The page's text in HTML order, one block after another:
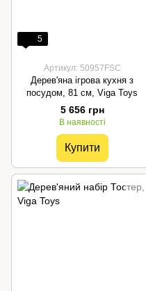
5
Артикул: 50957FSC
Дерев'яна ігрова кухня з
посудом, 81 см, Viga Toys
5 656 грн
В наявності
Купити